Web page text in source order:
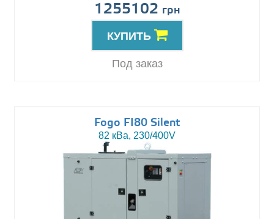
1255102 грн
КУПИТЬ
Под заказ
Fogo FI80 Silent
82 кВа, 230/400V